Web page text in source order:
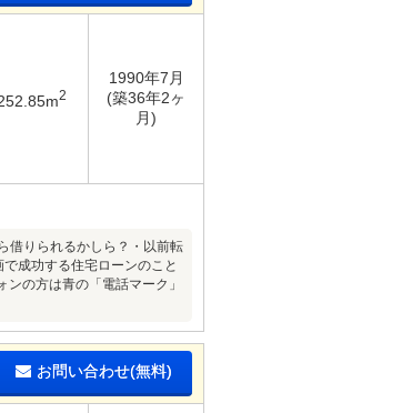
2
1990年7月
(築36年2ヶ
月)
借りられるかしら？・以前転
成功する住宅ローンのこと
の方は青の「電話マーク」
お問い合わせ(無料)